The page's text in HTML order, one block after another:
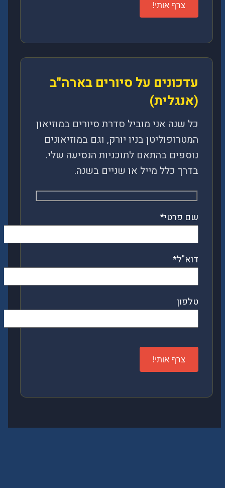
leave
this
עדכונים על סיורים בארה"ב
(אנגלית)
כל שנה אני מוביל סדרת סיורים במוזיאון
המטרופוליטן בניו יורק, וגם במוזיאונים
נוספים בהתאם לתוכניות הנסיעה שלי.
בדרך כלל מייל או שניים בשנה.
שם פרטי*
דוא"ל*
טלפון
Please
leave
this